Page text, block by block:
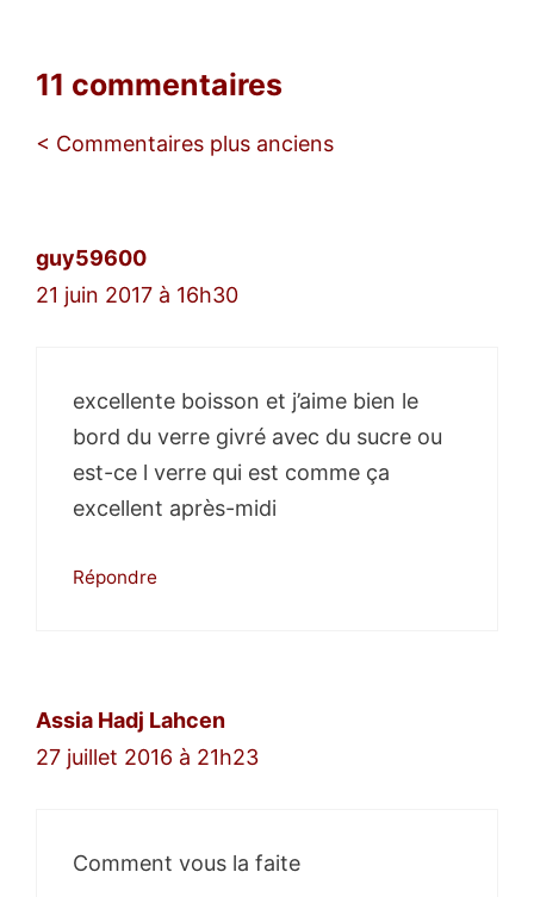
11 commentaires
Navigation
< Commentaires plus anciens
guy59600
21 juin 2017 à 16h30
excellente boisson et j’aime bien le
bord du verre givré avec du sucre ou
est-ce l verre qui est comme ça
excellent après-midi
Répondre
Assia Hadj Lahcen
27 juillet 2016 à 21h23
Comment vous la faite